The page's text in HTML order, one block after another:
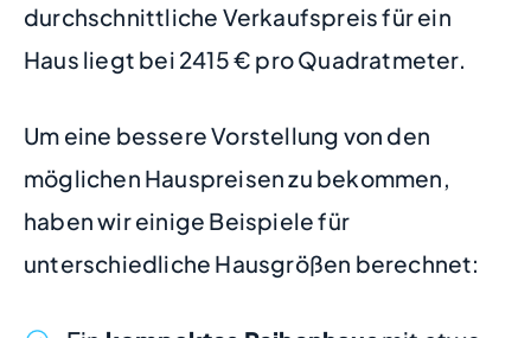
durchschnittliche Verkaufspreis für ein
Haus liegt bei 2415 € pro Quadratmeter.
Um eine bessere Vorstellung von den
möglichen Hauspreisen zu bekommen,
haben wir einige Beispiele für
unterschiedliche Hausgrößen berechnet: